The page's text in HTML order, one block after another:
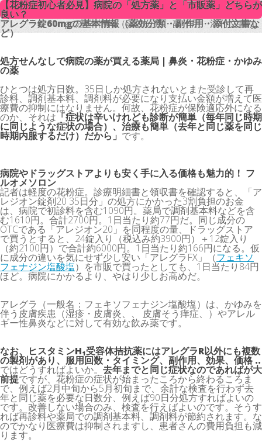
【花粉症初心者必見】病院の「処方薬」と「市販薬」どちらが
良い？
アレグラ錠60mgの基本情報（薬効分類・副作用・添付文書な
ど）
処方せんなしで病院の薬が買える薬局 | 鼻炎・花粉症・かゆみ
の薬
ひとつは処方日数。35日しか処方されないとまた受診して再
診料、調剤基本料、調剤料が必要になり支払い金額が増えて医
療費の抑制にはなりません。何故、花粉症が保険適応外になる
のか、それは「症状は辛いけれども診断が簡単（毎年同じ時期
に同じような症状の場合）、治療も簡単（去年と同じ薬を同じ
時期内服するだけ）だから」 です。
病院やドラッグストアよりも安く手に入る価格も魅力的！ フ
ルオメソロン
記者は軽度の花粉症。診療明細書と領収書を確認すると、「ア
レジオン錠剤20 35日分」の処方にかかった3割負担のお金
は、病院で初診料を含む1090円。薬局で調剤基本料などを含
む1610円。合計2700円。1日当たり約77円だ。同じ成分の
OTCである「アレジオン20」を同程度の量、ドラッグストア
で買うとすると、24錠入り（税込み約3900円）＋12錠入り
（約2100円）で合計約6000円。1日当たり約166円になる。仮
に成分の違いを気にせず少し安い「アレグラFX」（フェキソ
フェナジン塩酸塩）を市販で買ったとしても、1日当たり84円
ほど。病院にかかるより、やはり少しお高めだ。
アレグラ（一般名：フェキソフェナジン塩酸塩）は、かゆみを
伴う皮膚疾患（湿疹・皮膚炎、、 皮膚そう痒症、）やアレル
ギー性鼻炎などに対して有効な飲み薬です。
なお、ヒスタミンH₁受容体拮抗薬にはアレグラR以外にも複数
の製剤があり、服用回数・タイミング、副作用、効果、価格 ..
ではどうすればよいか。 去年までと同じ症状なのであればが大
前提ですが、花粉症の症状が始まったころから終わるころま
で、例えば2月中旬から5月初旬まで、余計な検査を行わず去
年と同じ薬を必要な日数分、例えば90日分処方すればよいの
です。改善しない場合のみ、検査を行えばよいのです。そうす
れば再診料や薬局での調剤基本料、調剤料が節約されます。な
のでかなり医療費は抑制されますし、患者さんの費用負担も減
ります。
【花粉症初心者必見】病院の「処方薬」と「市販薬」どちらが
良い？
アレグラ錠60mgの基本情報（薬効分類・副作用・添付文書な
ど）